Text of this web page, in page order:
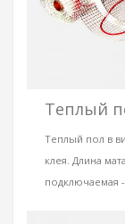
Теплый
Теплый пол в
клея. Длина
подключаемая -